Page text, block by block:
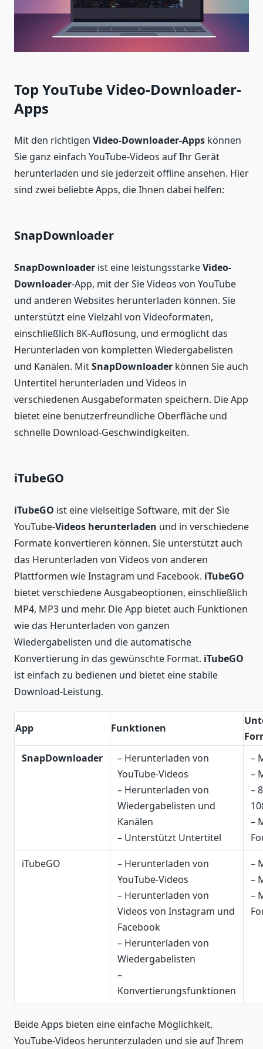
Top YouTube Video-Downloader-
Apps
Mit den richtigen Video-Downloader-Apps können
Sie ganz einfach YouTube-Videos auf Ihr Gerät
herunterladen und sie jederzeit offline ansehen. Hier
sind zwei beliebte Apps, die Ihnen dabei helfen:
SnapDownloader
SnapDownloader ist eine leistungsstarkeVideo-
Downloader-App, mit der Sie Videos von YouTube
und anderen Websites herunterladen können. Sie
unterstützt eine Vielzahl von Videoformaten,
einschließlich 8K-Auflösung, und ermöglicht das
Herunterladen von kompletten Wiedergabelisten
und Kanälen. MitSnapDownloader können Sie auch
Untertitel herunterladen und Videos in
verschiedenen Ausgabeformaten speichern. Die App
bietet eine benutzerfreundliche Oberfläche und
schnelle Download-Geschwindigkeiten.
iTubeGO
iTubeGO ist eine vielseitige Software, mit der Sie
YouTube-Videos herunterladen und in verschiedene
Formate konvertieren können. Sie unterstützt auch
das Herunterladen von Videos von anderen
Plattformen wie Instagram und Facebook. iTubeGO
bietet verschiedene Ausgabeoptionen, einschließlich
MP4, MP3 und mehr. Die App bietet auch Funktionen
wie das Herunterladen von ganzen
Wiedergabelisten und die automatische
Konvertierung in das gewünschte Format. iTubeGO
ist einfach zu bedienen und bietet eine stabile
Download-Leistung.
App Funktionen
SnapDownloader
– Herunterladen von
YouTube-Videos
– Herunterladen von
Wiedergabelisten und
Kanälen
– Unterstützt Untertitel
–
–
–
–
iTubeGO
– Herunterladen von
YouTube-Videos
– Herunterladen von
Videos von Instagram und
Facebook
– Herunterladen von
Wiedergabelisten
–
Konvertierungsfunktionen
–
–
–
Beide Apps bieten eine einfache Möglichkeit,
YouTube-Videos herunterzuladen und sie auf Ihrem